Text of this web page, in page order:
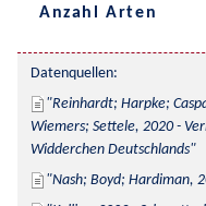
Anzahl Arten
Datenquellen:
Reinhardt; Harpke;
Wiemers; Settele, 2020 -
Widderchen Deutschlands
Nash; Boyd; Hardiman,